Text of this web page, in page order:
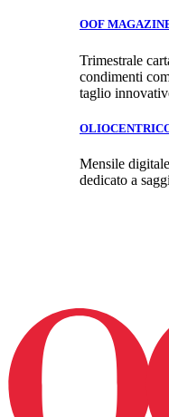
OOF
Trimestrale
condimenti
taglio
Mensile
dedicato a